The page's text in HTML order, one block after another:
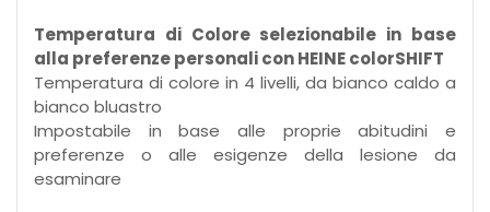
Temperatura di Colore selezionabile in base
alla preferenze personali con HEINE colorSHIFT
Temperatura di colore in 4 livelli, da bianco caldo a
bianco bluastro
Impostabile in base alle proprie abitudini e
preferenze o alle esigenze della lesione da
esaminare